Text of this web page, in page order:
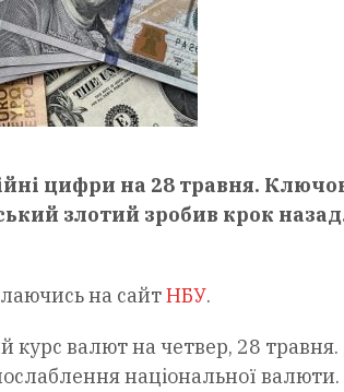
цифри на 28 травня.
злотий зробив крок
на сайтНБУ.
курс валют на четвер, 28
національної